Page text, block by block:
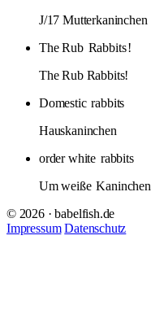
J/17 Mutterkaninchen
The Rub Rabbits!
The Rub Rabbits!
Domestic rabbits
Hauskaninchen
order white rabbits
Um weiße Kaninchen
© 2026 · babelfish.de
Impressum Datenschutz